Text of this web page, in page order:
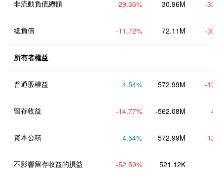
非流動負債總額 -29.36% 30.96M -
總負債 -11.72% 72.11M -
所有者權益
普通股權益 4.54% 572.99M -
留存收益 -14.77% -562.08M
資本公積 4.54% 572.99M -
不影響留存收益的損益 -52.59% 521.12K